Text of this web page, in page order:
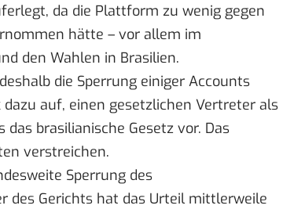
da die Plattform zu wenig gegen
hätte – vor allem im
den Wahlen in Brasilien.
die Sperrung einiger Accounts
auf, einen gesetzlichen Vertreter als
brasilianische Gesetz vor. Das
verstreichen.
Sperrung des
des Gerichts hat das Urteilmittlerweile